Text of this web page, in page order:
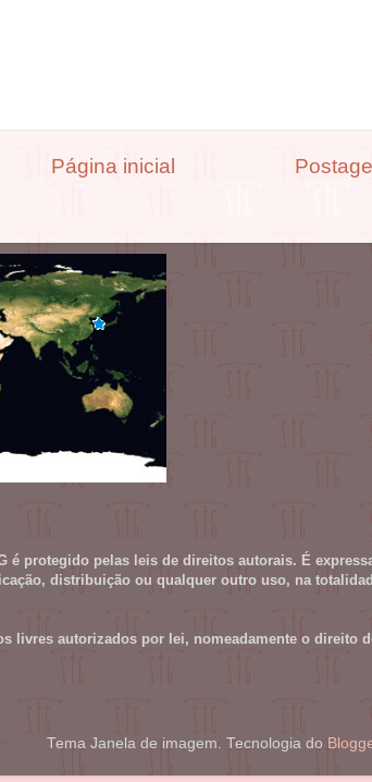
Página inicial
é protegido pelas leis de direitos autorais. É
distribuição ou qualquer outro uso, na
livres autorizados por lei, nomeadamente o direito
Tema Janela de imagem. Tecnologia do